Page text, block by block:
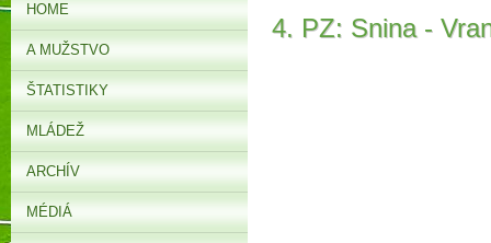
4. PZ: Snina -
HOME
A MUŽSTVO
ŠTATISTIKY
MLÁDEŽ
ARCHÍV
MÉDIÁ